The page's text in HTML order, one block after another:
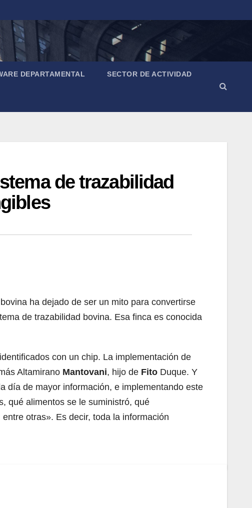
DEPARTAMENTAL SECTOR DE ACTIVIDAD
de trazabilidad
ha dejado de ser un mito para convertirse
de trazabilidad bovina. Esa finca es conocida
con un chip. La implementación de
Altamirano Mantovani, hijo de Fito Duque. Y
día de mayor información, e implementando este
qué alimentos se le suministró, qué
otras». Es decir, toda la información